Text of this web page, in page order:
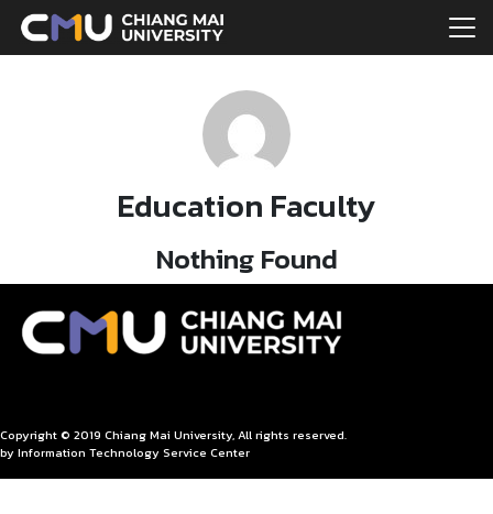
Skip
Education Faculty
Nothing Found
Copyright © 2019 Chiang Mai University, All rights reserved.
by Information Technology Service Center